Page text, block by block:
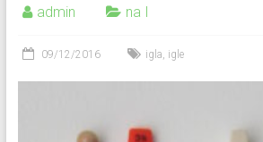
admin na I
09/12/2016 igla, igle